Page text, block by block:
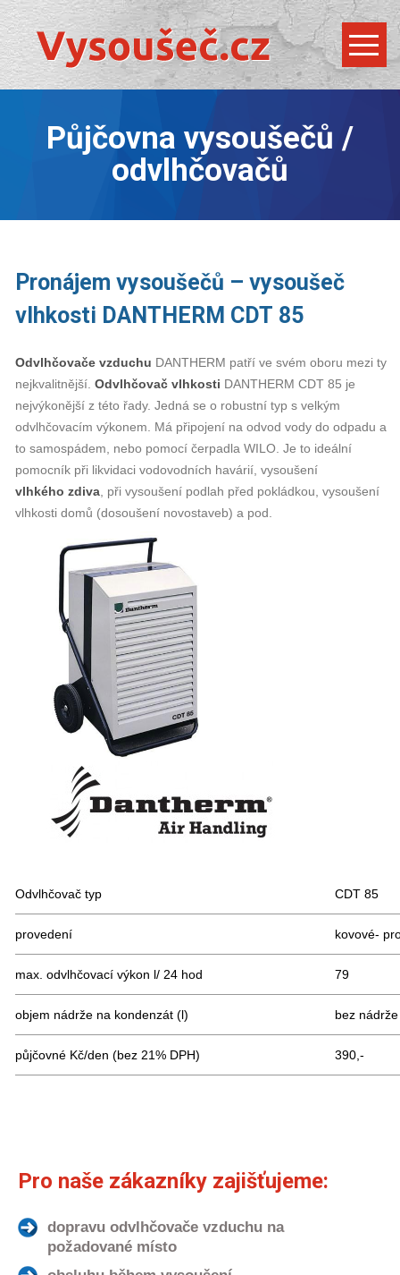
Půjčovna vysoušečů /
odvlhčovačů
Pronájem vysoušečů – vysoušeč
vlhkosti DANTHERM CDT 85
Odvlhčovače vzduchu DANTHERM patří ve svém oboru mezi ty
nejkvalitnější. Odvlhčovač vlhkosti DANTHERM CDT 85 je
nejvýkonější z této řady. Jedná se o robustní typ s velkým
odvlhčovacím výkonem. Má připojení na odvod vody do odpadu a
to samospádem, nebo pomocí čerpadla WILO. Je to ideální
pomocník při likvidaci vodovodních havárií, vysoušení
vlhkého zdiva , při vysoušení podlah před pokládkou, vysoušení
vlhkosti domů (dosoušení novostaveb) a pod.
Odvlhčovač typ CDT 85
provedení kovové-
max. odvlhčovací výkon l/ 24 hod 79
objem nádrže na kondenzát (l) bez nádrže
půjčovné Kč/den (bez 21% DPH) 390,-
Pro naše zákazníky zajišťujeme:
dopravu odvlhčovače vzduchu na
požadované místo